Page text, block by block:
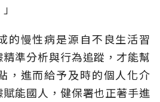
的慢性病是源自不良生活習
準分析與行為追蹤，才能幫
，進而給予及時的個人化介
能國人，健保署也正著手進